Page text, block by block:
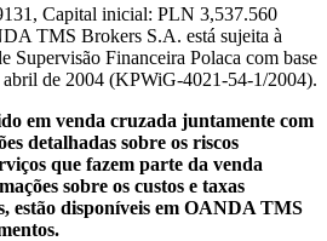
Capital inicial: PLN 3,537.560
TMS Brokers S.A. está sujeita à
Supervisão Financeira Polaca com base
abril de 2004 (KPWiG-4021-54-1/2004).
em venda cruzada juntamente com
detalhadas sobre os riscos
que fazem parte da venda
sobre os custos e taxas
estão disponíveis em OANDA TMS